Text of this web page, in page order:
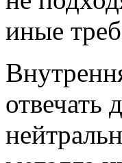
иные
отвечать